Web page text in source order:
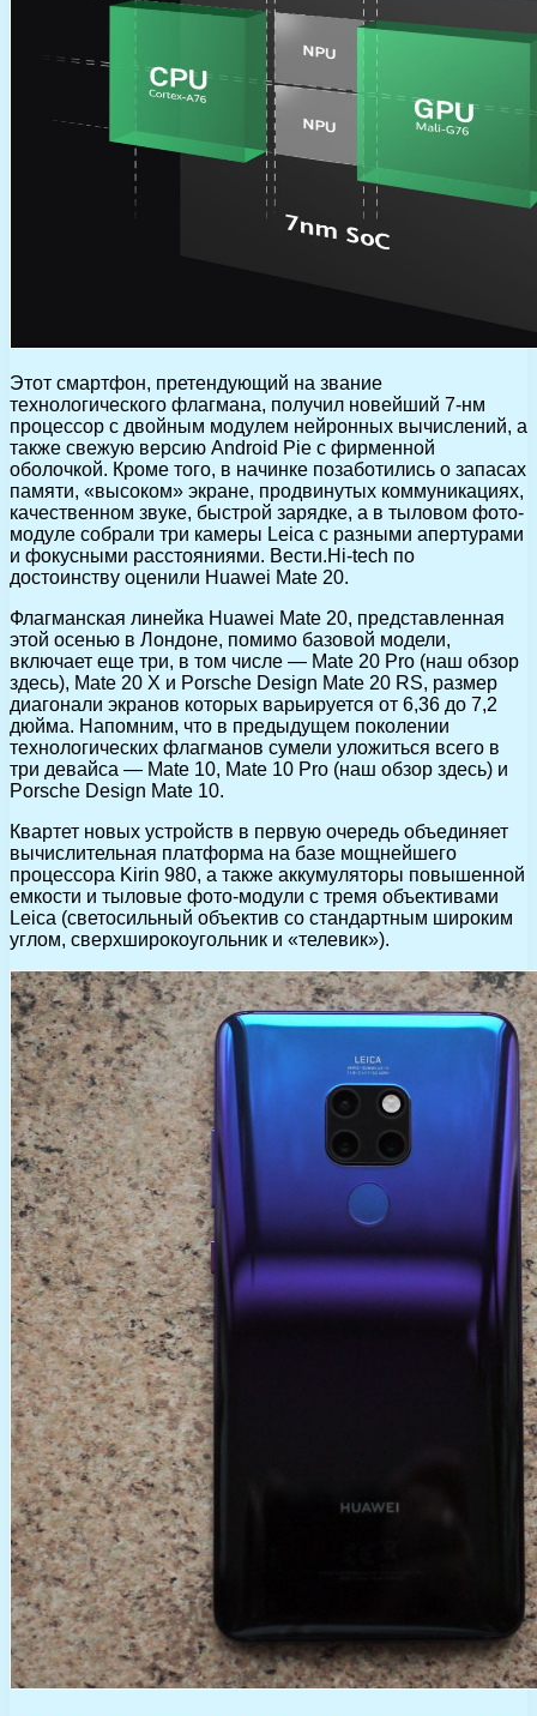
Этот смартфон, претендующий на звание
технологического флагмана, получил новейший 7-нм
процессор с двойным модулем нейронных вычислений, а
также свежую версию Android Pie с фирменной
оболочкой. Кроме того, в начинке позаботились о запасах
памяти, «высоком» экране, продвинутых коммуникациях,
качественном звуке, быстрой зарядке, а в тыловом фото-
модуле собрали три камеры Leica с разными апертурами
и фокусными расстояниями. Вести.Hi-tech по
достоинству оценили Huawei Mate 20.
Флагманская линейка Huawei Mate 20, представленная
этой осенью в Лондоне, помимо базовой модели,
включает еще три, в том числе — Mate 20 Pro (наш обзор
здесь), Mate 20 X и Porsche Design Mate 20 RS, размер
диагонали экранов которых варьируется от 6,36 до 7,2
дюйма. Напомним, что в предыдущем поколении
технологических флагманов сумели уложиться всего в
три девайса — Mate 10, Mate 10 Pro (наш обзор здесь) и
Porsche Design Mate 10.
Квартет новых устройств в первую очередь объединяет
вычислительная платформа на базе мощнейшего
процессора Kirin 980, а также аккумуляторы повышенной
емкости и тыловые фото-модули с тремя объективами
Leica (светосильный объектив со стандартным широким
углом, сверхширокоугольник и «телевик»).